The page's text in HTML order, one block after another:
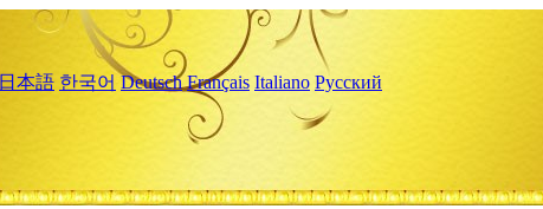
日本語 한국어 Deutsch Français Italiano Русский